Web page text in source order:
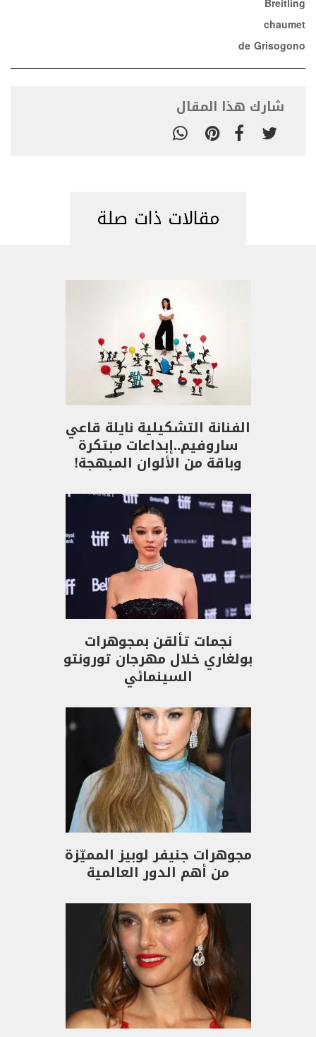
Breitling
chaumet
de Grisogono
شارك هذا المقال
مقالات ذات صلة
الفنانة التشكيلية نايلة قاعي
ساروفيم..إبداعات مبتكرة
وباقة من الألوان المبهجة!
نجمات تألقن بمجوهرات
بولغاري خلال مهرجان تورونتو
السينمائي
مجوهرات جنيفر لوبيز المميّزة
من أهم الدور العالمية